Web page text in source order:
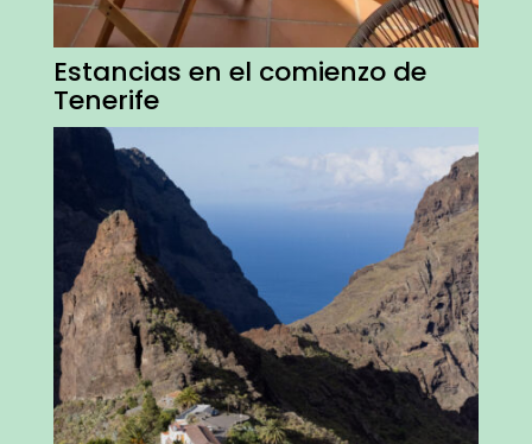
Estancias en el comienzo de
Tenerife